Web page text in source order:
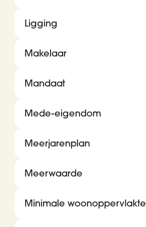
Ligging
Makelaar
Mandaat
Mede-eigendom
Meerjarenplan
Meerwaarde
Minimale woonoppervlakte